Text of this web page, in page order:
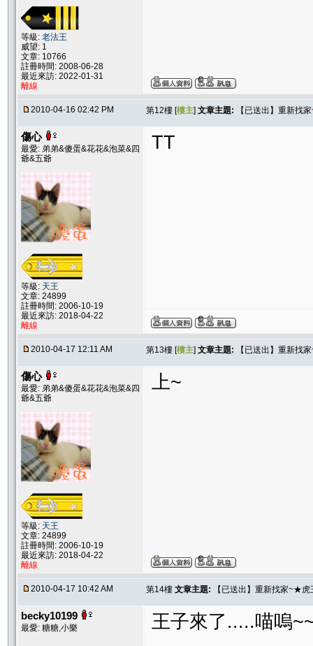
等級: 老法王
威望: 1
文章: 10766
註冊時間: 2008-06-28
最近來訪: 2022-01-31
離線
2010-04-16 02:42 PM 第12樓 [樓主] 文章主題: 【已送出】重新找
傷心
最愛: 弟弟&傻蛋&花花&泡菜&四
爺&五爺
等級: 天王
文章: 24899
註冊時間: 2006-10-19
最近來訪: 2018-04-22
離線
TT
2010-04-17 12:11 AM 第13樓 [樓主] 文章主題: 【已送出】重新找
傷心
最愛: 弟弟&傻蛋&花花&泡菜&四
爺&五爺
等級: 天王
文章: 24899
註冊時間: 2006-10-19
最近來訪: 2018-04-22
離線
上~
2010-04-17 10:42 AM 第14樓 文章主題: 【已送出】重新找家~★
becky10199
最愛: 糖糖,小樂 王子來了.....喵嗚